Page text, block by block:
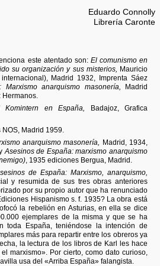
Eduardo Connolly
Librería Caronte
este atentado son:El comunismo en
su organización y sus misterios, Mauricio
Madrid 1932, Imprenta Sáez
Marxismo anarquismo masonería, Madrid
Hermanos.
Komintern en España, Badajoz, Grafica
Madrid 1959.
anarquismo masonería,
Madrid, 1934,
Asesinos de España: marxismo anarquismo
, 1935 ediciones Bergua, Madrid.
de España: Marxismo, anarquismo,
y resumida de sus tres obras anteriores
por su propio autor que ha renunciado
Hispanismo s. f. 1935? La obra está
la rebelión en Asturias, en ella se dice
ejemplares de la misma y que se ha
toda España, teniéndose la intención de
más para repartir entre los obreros ya
la lectura de los libros de Karl les hace
marxismo». Por cierto, como dato curioso,
usa del «Arriba España» falangista.